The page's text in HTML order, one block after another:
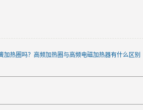
加热圈吗？高频加热圈与高频电磁加热器有什么区别